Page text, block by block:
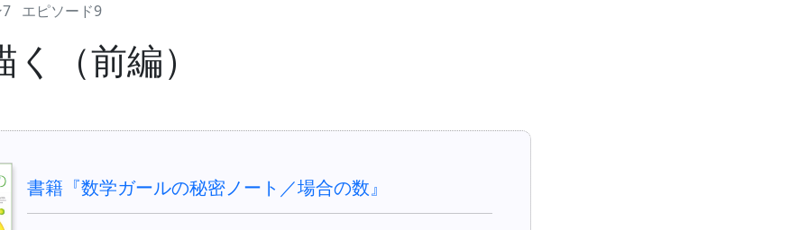
エピソード9
（前編）
書籍『数学ガールの秘密ノート／場合の数』